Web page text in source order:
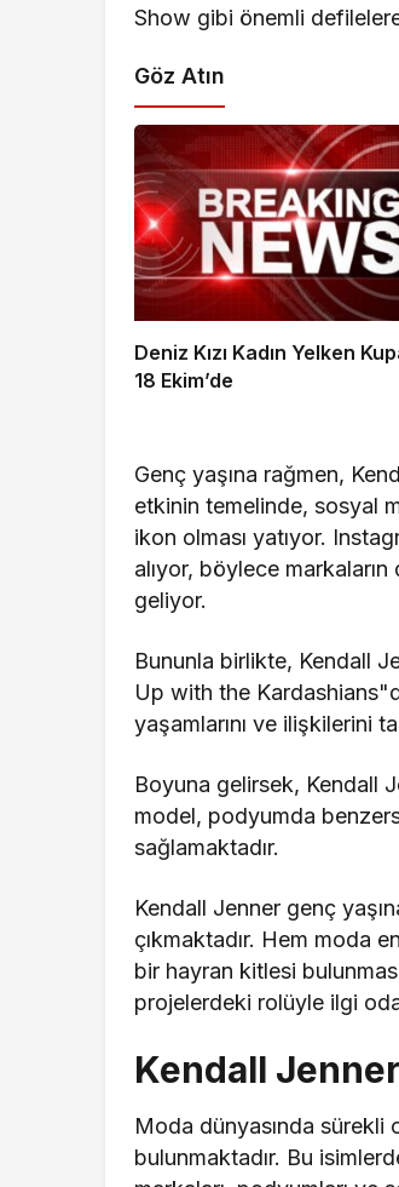
Show gibi önemli
Göz Atın
Deniz Kızı Kadın Yelken
18 Ekim’de
Genç yaşına rağmen,
etkinin temelinde, sosyal
ikon olması yatıyor.
alıyor, böylece
geliyor.
Bununla birlikte, Kendall
Up with the
yaşamlarını ve ilişkilerini
Boyuna gelirsek, Kendall
model, podyumda
sağlamaktadır.
Kendall Jenner genç
çıkmaktadır. Hem moda
bir hayran kitlesi
projelerdeki rolüyle ilgi
Kendall
Moda dünyasında sürekli
bulunmaktadır. Bu